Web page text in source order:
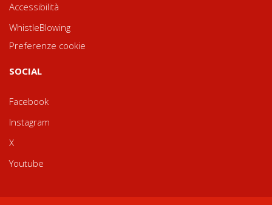
Accessibilità
WhistleBlowing
Preferenze cookie
SOCIAL
Facebook
Instagram
X
Youtube